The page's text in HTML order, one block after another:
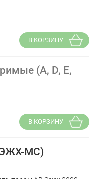
В КОРЗИНУ
(А, D, Е,
В КОРЗИНУ
МС)